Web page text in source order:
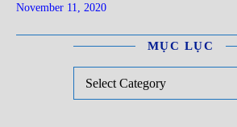
November 11, 2020
MỤC LỤC